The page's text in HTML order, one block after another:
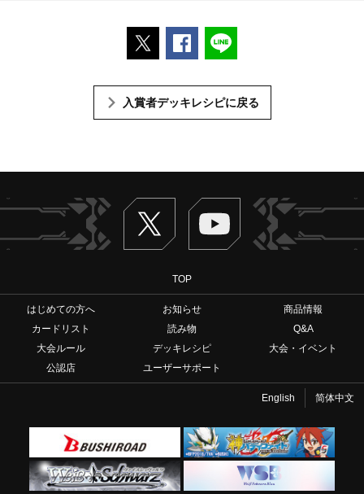
ポストするFacebookでシェアする
入賞者デッキレシピに戻る
Twitter ヴァンガードch
TOP
はじめての方へ お知らせ
商品情報
カードリスト
読み物
Q&A
大会ルール
デッキレシピ
大会・イベント
公認店
ユーザーサポート
English 简体中文